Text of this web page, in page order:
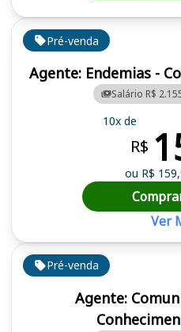
Pré-venda
Agente:
Pré-venda
Agente: Endemias -
Salário R$
10x de
R$
ou R$
Ver